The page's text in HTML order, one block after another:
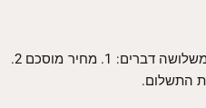
"עסקת נדל"ן טובה מורכבת לרוב משלושה דברים: 1. מחיר מוסכם 2.